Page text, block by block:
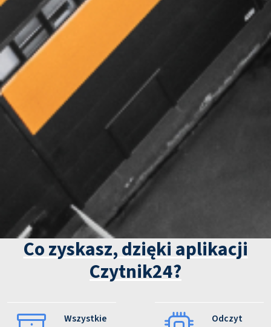
Co zyskasz, dzięki aplikacji
Czytnik24?
Wszystkie
Odczyt